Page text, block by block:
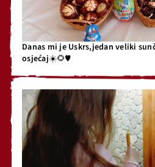
Danas mi je Uskrs,jedan veliki
osjećaj☀️🌻♥️